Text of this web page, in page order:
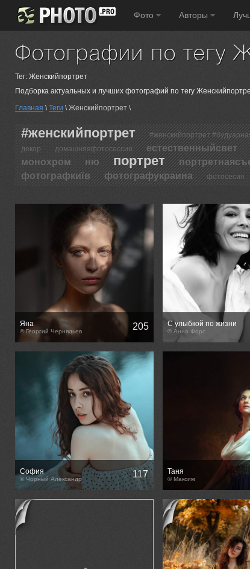
Фото Авторы
Фотографии по тегу
Тег: Женскийпортрет
Подборка актуальных и лучших фотографий по тегу
Главная \Теги \ Женскийпортрет \
#женскийпортрет #женскийпортрет
декор домашняяфотосессия естественныйсвет
монохром
ню портрет
фотографкиїв
фотографукраина фотосесия
Яна
© Георгий Чернядьев 205 С улыбкой по жизни
© Анна Форс
София
© Чорный Александр 117 Таня
© Максим